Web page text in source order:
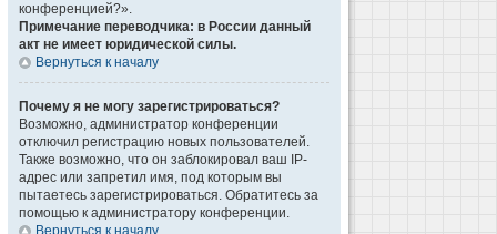
конференцией?».
Примечание переводчика: в России данный
акт не имеет юридической силы.
Вернуться к началу
Почему я не могу зарегистрироваться?
Возможно, администратор конференции
отключил регистрацию новых пользователей.
Также возможно, что он заблокировал ваш IP-
адрес или запретил имя, под которым вы
пытаетесь зарегистрироваться. Обратитесь за
помощью к администратору конференции.
Вернуться к началу